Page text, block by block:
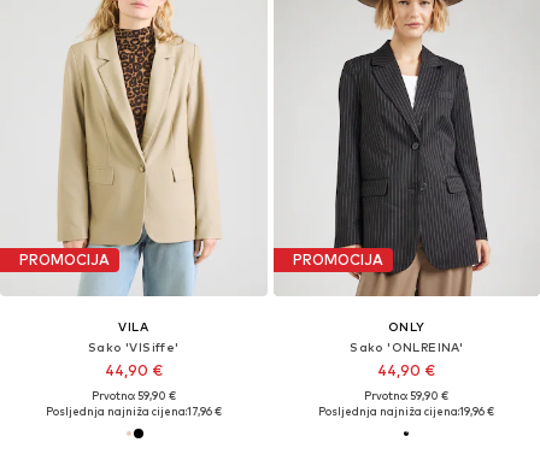
PROMOCIJA
VILA
Sako 'VISiffe'
44,90 €
Prvotno: 59,90 €
Posljednja najniža cijena:17,96 €
PROMOCIJA
ONLY
Sako 'ONLREINA'
44,90 €
Prvotno: 59,90 €
Posljednja najniža cijena:19,96 €